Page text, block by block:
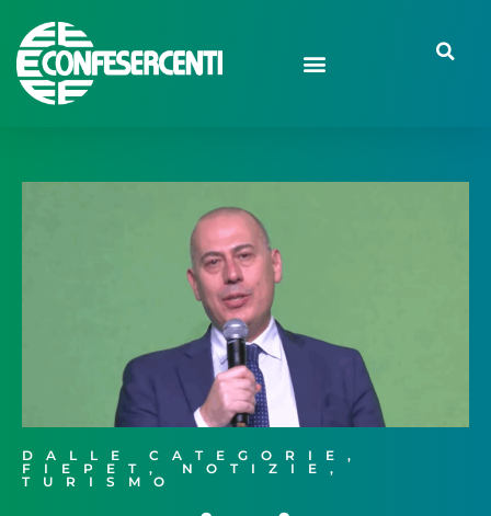
DALLE CATEGORIE ,
FIEPET , NOTIZIE ,
TURISMO